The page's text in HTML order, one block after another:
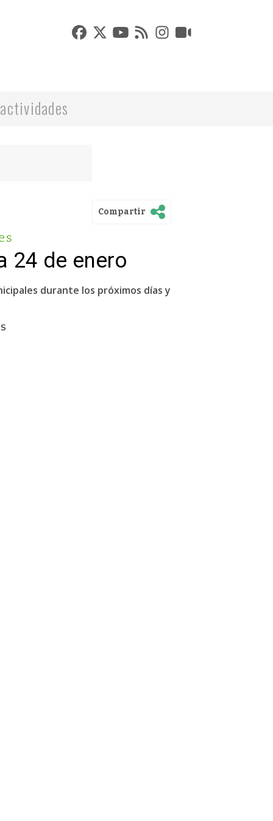
Compartir
24 de enero
durante los próximos días y